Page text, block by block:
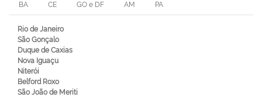
BA CE GO e DF AM PA
Rio de Janeiro
São Gonçalo
Duque de Caxias
Nova Iguaçu
Niterói
Belford Roxo
São João de Meriti